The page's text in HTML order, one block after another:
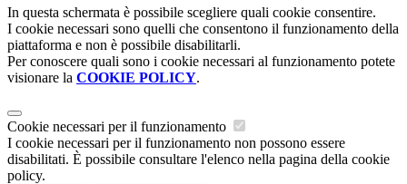
In questa schermata è possibile scegliere quali cookie consentire.
I cookie necessari sono quelli che consentono il funzionamento della
piattaforma e non è possibile disabilitarli.
Per conoscere quali sono i cookie necessari al funzionamento potete
visionare la COOKIE POLICY.
Cookie necessari per il funzionamento
I cookie necessari per il funzionamento non possono essere
disabilitati. È possibile consultare l'elenco nella pagina della cookie
policy.